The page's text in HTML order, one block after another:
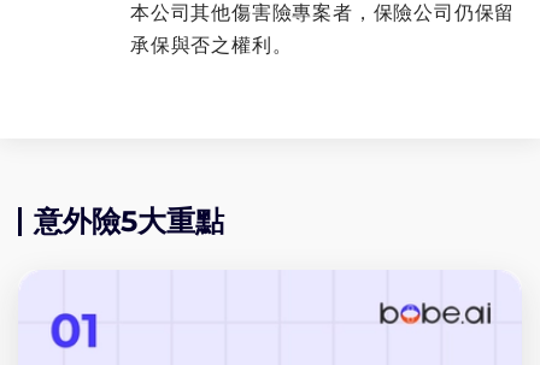
本公司其他傷害險專案者，保險公司仍保留
承保與否之權利。
意外險5大重點